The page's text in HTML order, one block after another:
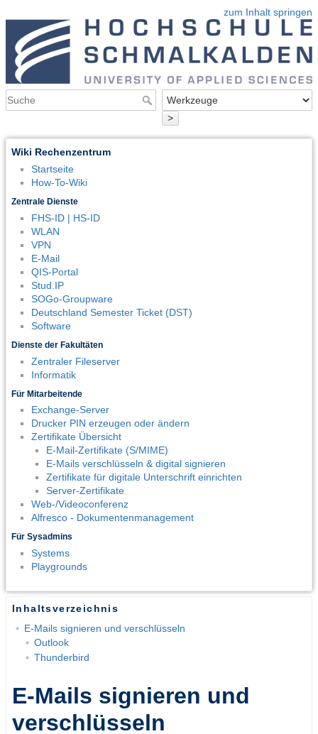
zum Inhalt springen
>
Wiki Rechenzentrum
Startseite
How-To-Wiki
Zentrale Dienste
FHS-ID | HS-ID
WLAN
VPN
E-Mail
QIS-Portal
Stud.IP
SOGo-Groupware
Deutschland Semester Ticket (DST)
Software
Dienste der Fakultäten
Zentraler Fileserver
Informatik
Für Mitarbeitende
Exchange-Server
Drucker PIN erzeugen oder ändern
Zertifikate Übersicht
E-Mail-Zertifikate (S/MIME)
E-Mails verschlüsseln & digital signieren
Zertifikate für digitale Unterschrift einrichten
Server-Zertifikate
Web-/Videoconferenz
Alfresco - Dokumentenmanagement
Für Sysadmins
Systems
Playgrounds
Inhaltsverzeichnis
E-Mails signieren und verschlüsseln
Outlook
Thunderbird
E-Mails signieren und
verschlüsseln